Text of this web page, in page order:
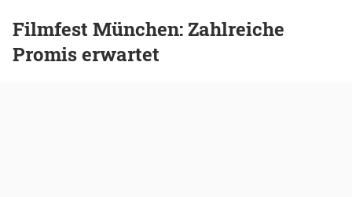
Filmfest München: Zahlreiche
Promis erwartet